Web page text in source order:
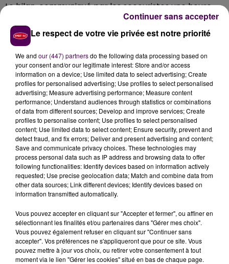
Le bilan, communiqué par les secouristes une heure
après les faits et alors que l'intervention était encore
en cours, fait état de deux blessés graves et d'un
troisième, plus légèrement atteint. Les casernes de La
Suze-sur-Sarthe, Noyen-sur-Sarthe et Parigné-le-
Pôlin ont été sollicitées.
À LA UNE
7 août 2026
Gagnez vos pass pour le V and B Fest' 2026 !
Le respect de votre vie privée est notre priorité
We and our (447) partnersdo the following data processing based on
your consent and/or our legitimate interest: Store and/or access
information on a device; Use limited data to select advertising; Create
profiles for personalised advertising; Use profiles to select personalised
advertising; Measure advertising performance; Measure content
performance; Understand audiences through statistics or combinations
of data from different sources; Develop and improve services; Create
profiles to personalise content; Use profiles to select personalised
content; Use limited data to select content; Ensure security, prevent and
detect fraud, and fix errors; Deliver and present advertising and content;
Save and communicate privacy choices. These technologies may
process personal data such as IP address and browsing data to offer
following functionalities: Identify devices based on information actively
requested; Use precise geolocation data; Match and combine data from
other data sources; Link different devices; Identify devices based on
information transmitted automatically.
Vous pouvez accepter en cliquant sur "Accepter et fermer", ou affiner en
sélectionnant les finalités et/ou partenaires dans "Gérer mes choix".
Vous pouvez également refuser en cliquant sur "Continuer sans
accepter". Vos préférences ne s'appliqueront que pour ce site. Vous
pouvez mettre à jour vos choix, ou retirer votre consentement à tout
moment via le lien "Gérer les cookies" situé en bas de chaque page.
Continuer sans accepter